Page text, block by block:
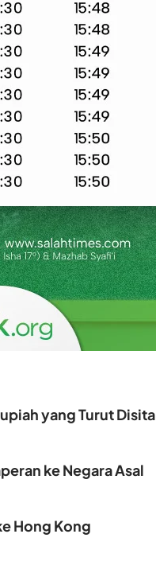
yang Turut Disita
ke Negara Asal
Hong Kong